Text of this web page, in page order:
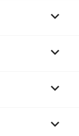



